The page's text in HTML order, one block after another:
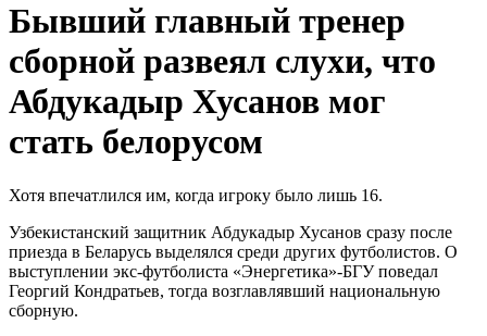
Бывший главный тренер
сборной развеял слухи, что
Абдукадыр Хусанов мог
стать белорусом
Хотя впечатлился им, когда игроку было лишь 16.
Узбекистанский защитник Абдукадыр Хусанов сразу после
приезда в Беларусь выделялся среди других футболистов. О
выступлении экс-футболиста «Энергетика»-БГУ поведал
Георгий Кондратьев, тогда возглавлявший национальную
сборную.